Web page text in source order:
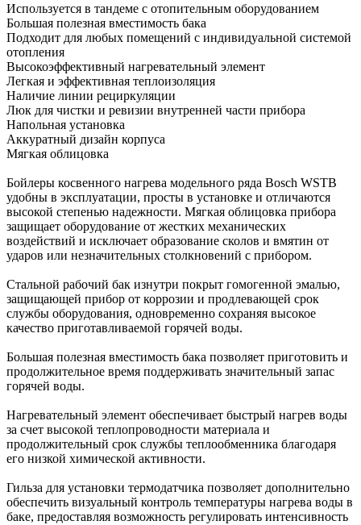
Используется в тандеме с отопительным оборудованием
Большая полезная вместимость бака
Подходит для любых помещений с индивидуальной системой
отопления
Высокоэффективный нагревательный элемент
Легкая и эффективная теплоизоляция
Наличие линии рециркуляции
Люк для чистки и ревизии внутренней части прибора
Напольная установка
Аккуратный дизайн корпуса
Мягкая облицовка
Бойлеры косвенного нагрева модельного ряда Bosch WSTB
удобны в эксплуатации, просты в установке и отличаются
высокой степенью надежности. Мягкая облицовка прибора
защищает оборудование от жестких механических
воздействий и исключает образование сколов и вмятин от
ударов или незначительных столкновений с прибором.
Стальной рабочий бак изнутри покрыт гомогенной эмалью,
защищающей прибор от коррозии и продлевающей срок
службы оборудования, одновременно сохраняя высокое
качество приготавливаемой горячей воды.
Большая полезная вместимость бака позволяет приготовить и
продолжительное время поддерживать значительный запас
горячей воды.
Нагревательный элемент обеспечивает быстрый нагрев воды
за счет высокой теплопроводности материала и
продолжительный срок службы теплообменника благодаря
его низкой химической активности.
Гильза для установки термодатчика позволяет дополнительно
обеспечить визуальный контроль температуры нагрева воды в
баке, предоставляя возможность регулировать интенсивность